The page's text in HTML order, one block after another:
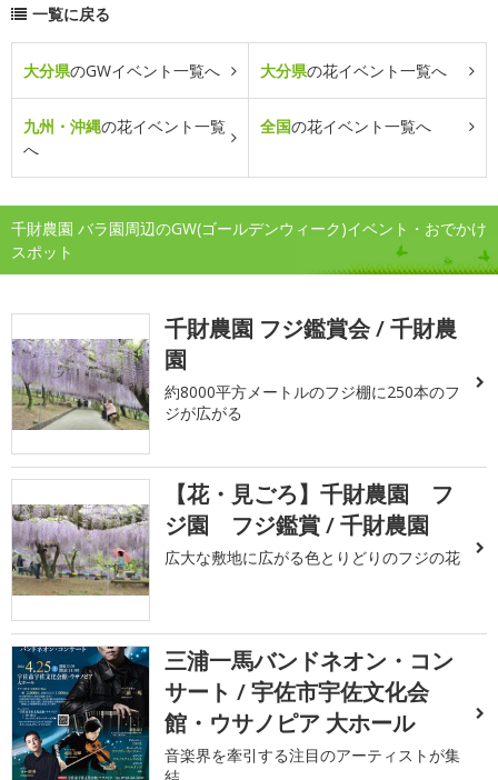
一覧に戻る
大分県のGWイベント一覧へ 大分県の花イベント一覧へ
九州・沖縄の花イベント一覧
へ
全国の花イベント一覧へ
千財農園 バラ園周辺のGW(ゴールデンウィーク)イベント・おでかけ
スポット
千財農園 フジ鑑賞会 / 千財農
園
約8000平方メートルのフジ棚に250本のフ
ジが広がる
【花・見ごろ】千財農園 フ
ジ園 フジ鑑賞 / 千財農園
広大な敷地に広がる色とりどりのフジの花
三浦一馬バンドネオン・コン
サート / 宇佐市宇佐文化会
館・ウサノピア 大ホール
音楽界を牽引する注目のアーティストが集